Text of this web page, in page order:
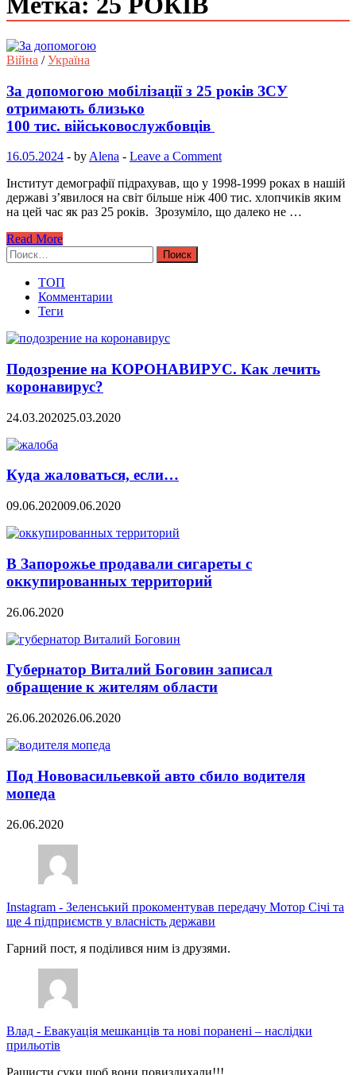
Війна /Україна
За допомогою мобілізації з 25 років ЗСУ
отримають близько
100 тис. військовослужбовців
16.05.2024 - by Alena - Leave a Comment
Інститут демографії підрахував, що у 1998-1999 роках в нашій
державі з’явилося на світ більше ніж 400 тис. хлопчиків яким
на цей час як раз 25 років. Зрозуміло, що далеко не …
Read More
Найти:
ТОП
Комментарии
Теги
Подозрение на КОРОНАВИРУС. Как лечить
коронавирус?
24.03.202025.03.2020
Куда жаловаться, если…
09.06.202009.06.2020
В Запорожье продавали сигареты с
оккупированных территорий
26.06.2020
Губернатор Виталий Боговин записал
обращение к жителям области
26.06.202026.06.2020
Под Нововасильевкой авто сбило водителя
мопеда
26.06.2020
Instagram - Зеленський прокоментував передачу Мотор Січі та
ще 4 підприємств у власність держави
Гарний пост, я поділився ним із друзями.
Влад - Евакуація мешканців та нові поранені – наслідки
прильотів
Рашисти суки щоб вони повиздихали!!!